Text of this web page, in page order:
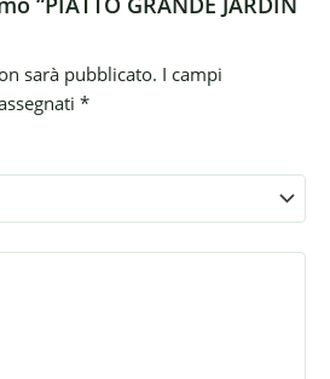
sarà pubblicato. I campi
*